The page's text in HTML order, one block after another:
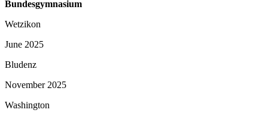
Bundesgymnasium
Wetzikon
June 2025
Bludenz
November 2025
Washington